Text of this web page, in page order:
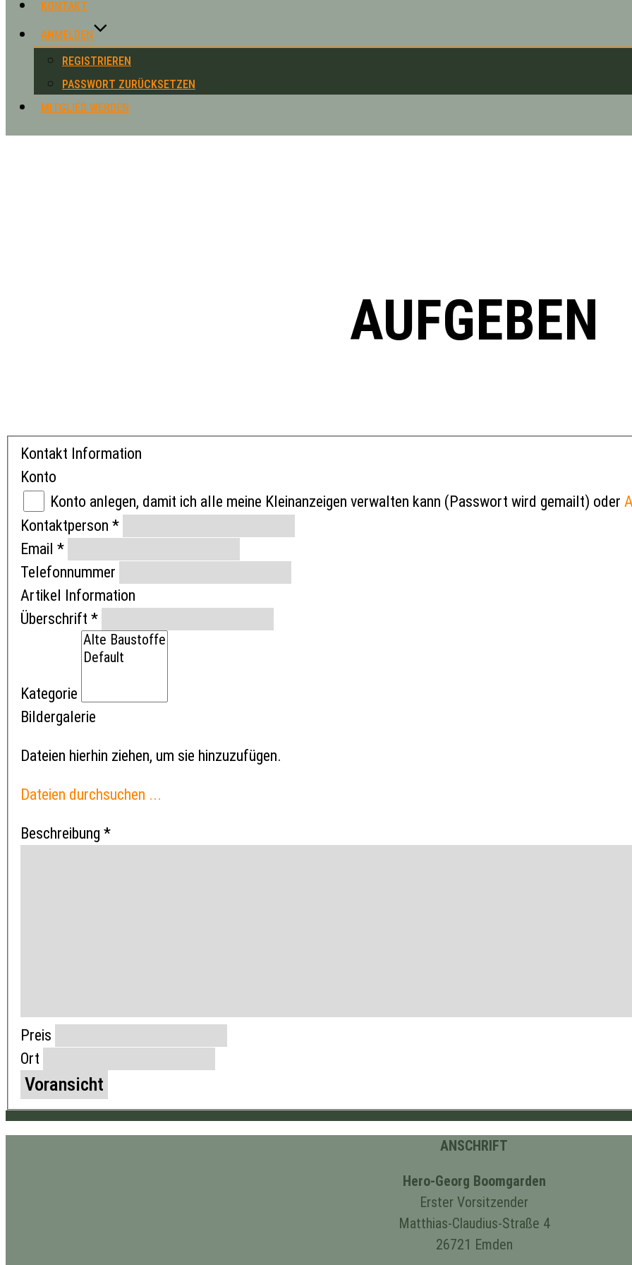
KONTAKT
ANMELDEN
REGISTRIEREN
PASSWORT ZURÜCKSETZEN
MITGLIED WERDEN
AUFGEBEN
Kontakt Information
Konto
Konto anlegen, damit ich alle meine Kleinanzeigen verwalten kann (Passwort wird gemailt) oder
Kontaktperson *
Email *
Telefonnummer
Artikel Information
Überschrift *
Kategorie
Bildergalerie
Dateien hierhin ziehen, um sie hinzuzufügen.
Dateien durchsuchen ...
Beschreibung *
Preis
Ort
ANSCHRIFT
Hero-Georg Boomgarden
Erster Vorsitzender
Matthias-Claudius-Straße 4
26721 Emden